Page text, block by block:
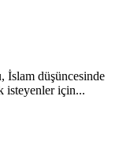
İslam düşüncesinde
isteyenler için...